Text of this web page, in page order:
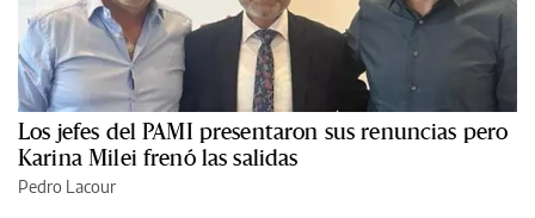
Los jefes del PAMI presentaron sus renuncias pero
Karina Milei frenó las salidas
Pedro Lacour